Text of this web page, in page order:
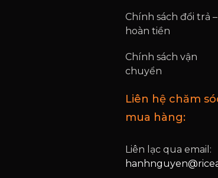
Chính sách đổi trả –
hoàn tiền
Chính sách vận
chuyển
Liên hệ chăm
mua hàng:
Liên lạc qua email: